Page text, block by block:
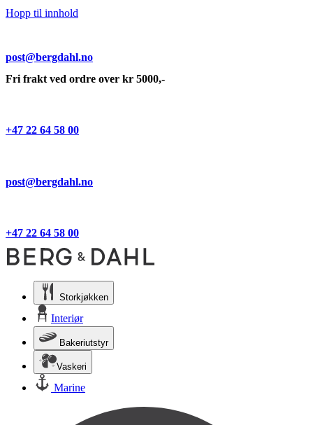
Hopp til innhold
post@bergdahl.no
Fri frakt ved ordre over kr 5000,-
+47 22 64 58 00
post@bergdahl.no
+47 22 64 58 00
Storkjøkken
Interiør
Bakeriutstyr
Vaskeri
Marine